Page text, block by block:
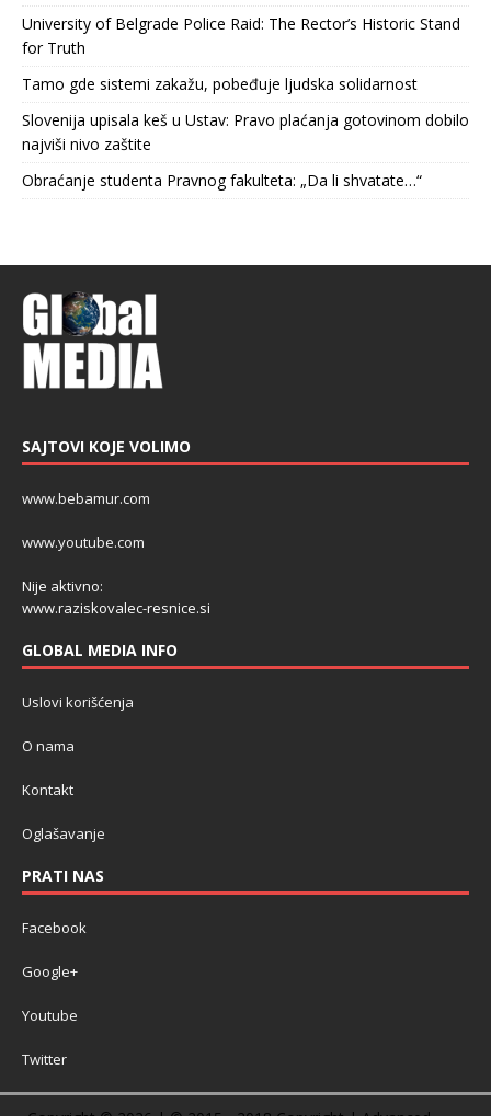
University of Belgrade Police Raid: The Rector’s Historic Stand
for Truth
Tamo gde sistemi zakažu, pobeđuje ljudska solidarnost
Slovenija upisala keš u Ustav: Pravo plaćanja gotovinom dobilo
najviši nivo zaštite
Obraćanje studenta Pravnog fakulteta: „Da li shvatate…“
SAJTOVI KOJE VOLIMO
www.bebamur.com
www.youtube.com
Nije aktivno:
www.raziskovalec-resnice.si
GLOBAL MEDIA INFO
Uslovi korišćenja
O nama
Kontakt
Oglašavanje
PRATI NAS
Facebook
Google+
Youtube
Twitter